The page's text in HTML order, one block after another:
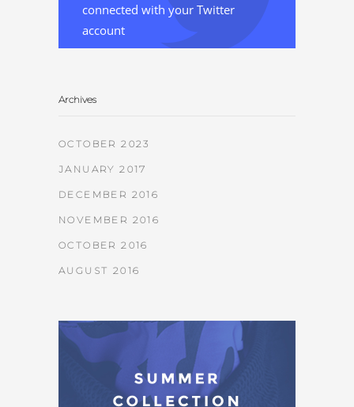
connected with your Twitter
account
Archives
OCTOBER 2023
JANUARY 2017
DECEMBER 2016
NOVEMBER 2016
OCTOBER 2016
AUGUST 2016